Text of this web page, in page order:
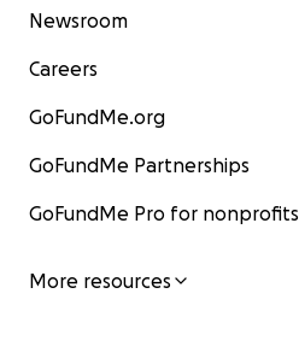
Newsroom
Careers
GoFundMe.org
GoFundMe Partnerships
GoFundMe Pro for nonprofits
More resources